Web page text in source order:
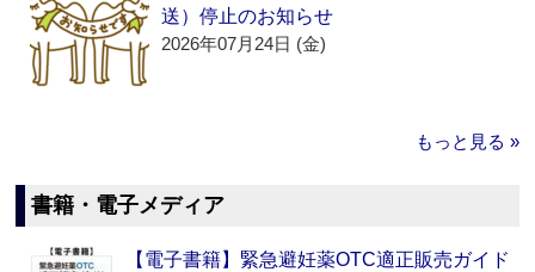
送）停止のお知らせ
2026年07月24日 (金)
もっと見る »
書籍・電子メディア
【電子書籍】緊急避妊薬OTC適正販売ガイド